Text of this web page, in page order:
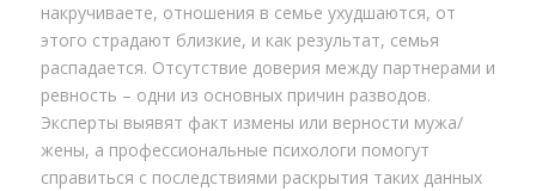
накручиваете, отношения в семье ухудшаются, от
этого страдают близкие, и как результат, семья
распадается. Отсутствие доверия между партнерами и
ревность – одни из основных причин разводов.
Эксперты выявят факт измены или верности мужа/
жены, а профессиональные психологи помогут
справиться с последствиями раскрытия таких данных